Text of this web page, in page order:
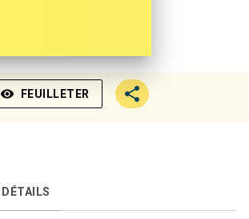
visibility FEUILLETER
DÉTAILS